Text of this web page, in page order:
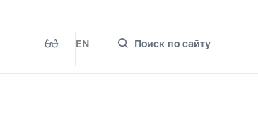
EN Поиск по сайту